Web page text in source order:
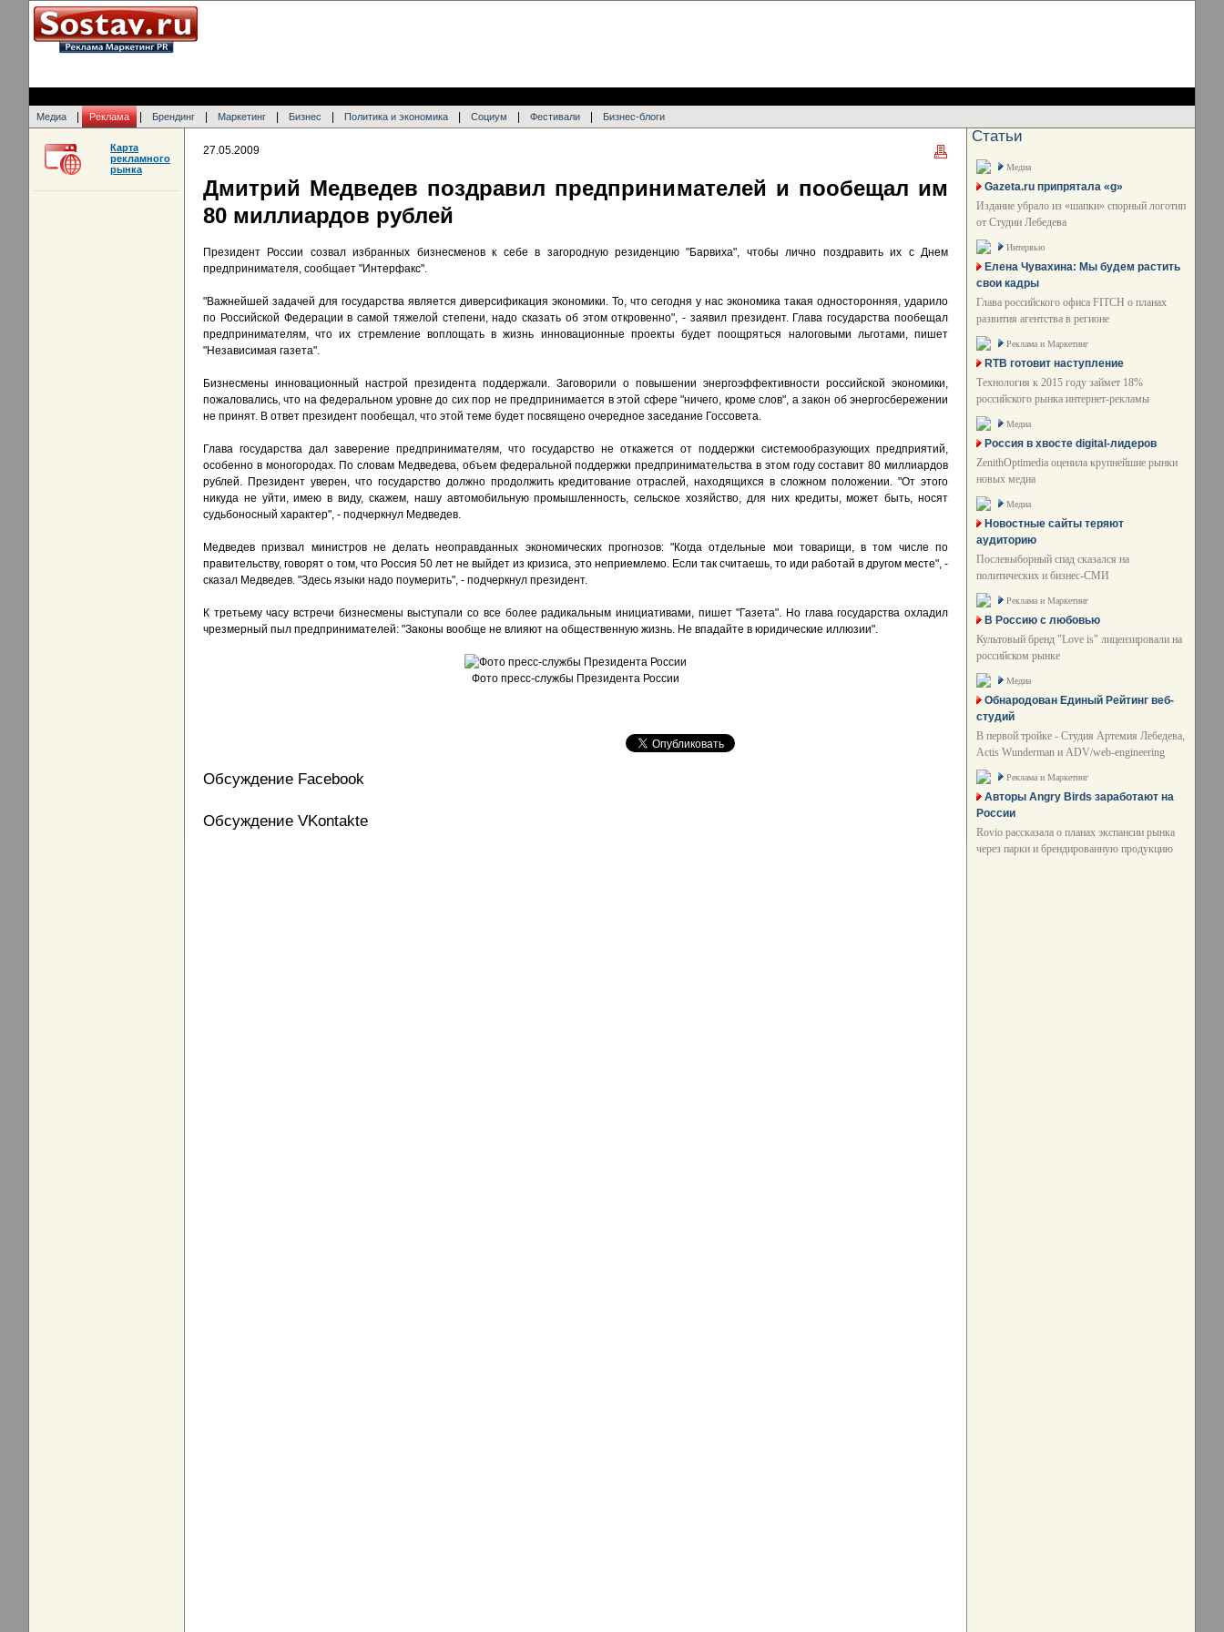
Медиа Реклама Брендинг Маркетинг Бизнес Политика и экономика Социум Фестивали Бизнес-блоги
27.05.2009
Дмитрий Медведев поздравил предпринимателей и пообещал им
80 миллиардов рублей
Президент России созвал избранных бизнесменов к себе в загородную резиденцию "Барвиха", чтобы лично поздравить их с Днем
предпринимателя, сообщает "Интерфакс".
"Важнейшей задачей для государства является диверсификация экономики. То, что сегодня у нас экономика такая односторонняя, ударило
по Российской Федерации в самой тяжелой степени, надо сказать об этом откровенно", - заявил президент. Глава государства пообещал
предпринимателям, что их стремление воплощать в жизнь инновационные проекты будет поощряться налоговыми льготами, пишет
"Независимая газета".
Бизнесмены инновационный настрой президента поддержали. Заговорили о повышении энергоэффективности российской экономики,
пожаловались, что на федеральном уровне до сих пор не предпринимается в этой сфере "ничего, кроме слов", а закон об энергосбережении
не принят. В ответ президент пообещал, что этой теме будет посвящено очередное заседание Госсовета.
Глава государства дал заверение предпринимателям, что государство не откажется от поддержки системообразующих предприятий,
особенно в моногородах. По словам Медведева, объем федеральной поддержки предпринимательства в этом году составит 80 миллиардов
рублей. Президент уверен, что государство должно продолжить кредитование отраслей, находящихся в сложном положении. "От этого
никуда не уйти, имею в виду, скажем, нашу автомобильную промышленность, сельское хозяйство, для них кредиты, может быть, носят
судьбоносный характер", - подчеркнул Медведев.
Медведев призвал министров не делать неоправданных экономических прогнозов: "Когда отдельные мои товарищи, в том числе по
правительству, говорят о том, что Россия 50 лет не выйдет из кризиса, это неприемлемо. Если так считаешь, то иди работай в другом месте", -
сказал Медведев. "Здесь языки надо поумерить", - подчеркнул президент.
К третьему часу встречи бизнесмены выступали со все более радикальным инициативами, пишет "Газета". Но глава государства охладил
чрезмерный пыл предпринимателей: "Законы вообще не влияют на общественную жизнь. Не впадайте в юридические иллюзии".
Фото пресс-службы Президента России
Обсуждение Facebook
Обсуждение VKontakte
Карта
рекламного
рынка
Статьи
Медиа
Gazeta.ru припрятала «g»
Издание убрало из «шапки» спорный логотип
от Студии Лебедева
Интервью
Елена Чувахина: Мы будем растить
свои кадры
Глава российского офиса FITCH о планах
развития агентства в регионе
Реклама и Маркетинг
RTB готовит наступление
Технология к 2015 году займет 18%
российского рынка интернет-рекламы
Медиа
Россия в хвосте digital-лидеров
ZenithOptimedia оценила крупнейшие рынки
новых медиа
Медиа
Новостные сайты теряют
аудиторию
Послевыборный спад сказался на
политических и бизнес-СМИ
Реклама и Маркетинг
В Россию с любовью
Культовый бренд "Love is" лицензировали на
российском рынке
Медиа
Обнародован Единый Рейтинг веб-
студий
В первой тройке - Студия Артемия Лебедева,
Actis Wunderman и ADV/web-engineering
Реклама и Маркетинг
Авторы Angry Birds заработают на
России
Rovio рассказала о планах экспансии рынка
через парки и брендированную продукцию